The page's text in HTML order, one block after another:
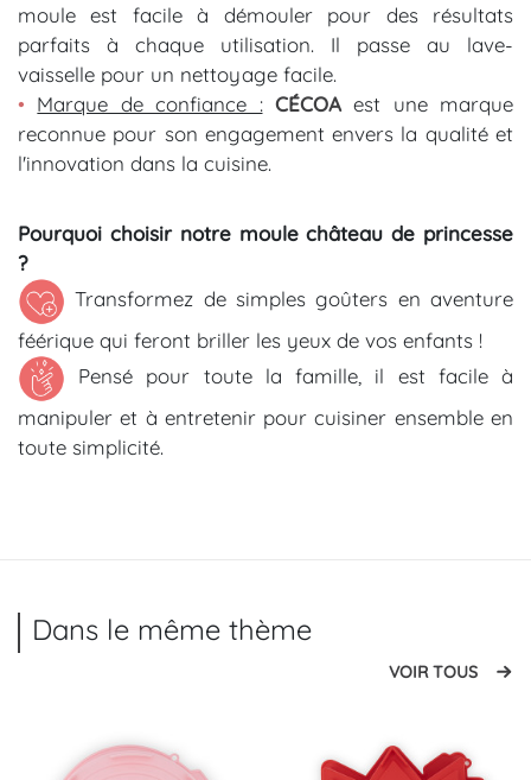
moule est facile à démouler pour des résultats
parfaits à chaque utilisation. Il passe au lave-
vaisselle pour un nettoyage facile.
• Marque de confiance : CÉCOAest une marque
reconnue pour son engagement envers la qualité et
l'innovation dans la cuisine.
Pourquoi choisir notre moule château de princesse
?
Transformez de simples goûters en aventure
féérique qui feront briller les yeux de vos enfants !
Pensé pour toute la famille, il est facile à
manipuler et à entretenir pour cuisiner ensemble en
toute simplicité.
Dans le même thème
VOIR TOUS